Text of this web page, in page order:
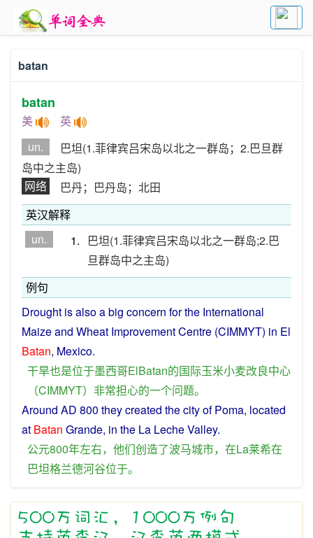
batan
batan
美 英
un.
巴坦(1.菲律宾吕宋岛以北之一群岛；2.巴旦群
岛中之主岛)
网络
巴丹；巴丹岛；北田
英汉解释
un.
1.
巴坦(1.菲律宾吕宋岛以北之一群岛;2.巴
旦群岛中之主岛)
例句
Drought isalsoa big concern forthe International
Maizeand Wheat ImprovementCentre (CIMMYT) in El
Batan, Mexico.
干旱也是位于墨西哥ElBatan的国际玉米小麦改良中心
（CIMMYT） 非常担心的一个问题。
Around AD 800 theycreated thecityof Poma, located
at Batan Grande, in the La LecheValley.
公元800年左右， 他们创造了波马城市， 在La莱希在
巴坦格兰德河谷位于。